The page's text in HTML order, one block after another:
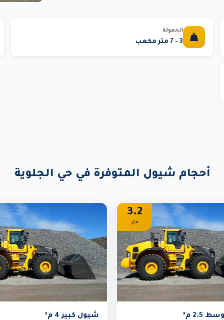
الحمولة
3 - 7 متر مكعب
أحجام شيول المتوفرة في حي الجلوية
3.2
متر
2.5 م³ شيول كبير 4 م³